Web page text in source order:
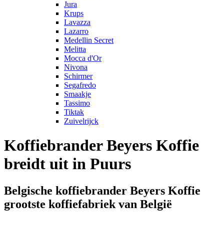
Jura
Krups
Lavazza
Lazarro
Medellin Secret
Melitta
Mocca d'Or
Nivona
Schirmer
Segafredo
Smaakje
Tassimo
Tiktak
Zuivelrijck
Koffiebrander Beyers Koffie
breidt uit in Puurs
Belgische koffiebrander Beyers Koffie
grootste koffiefabriek van België